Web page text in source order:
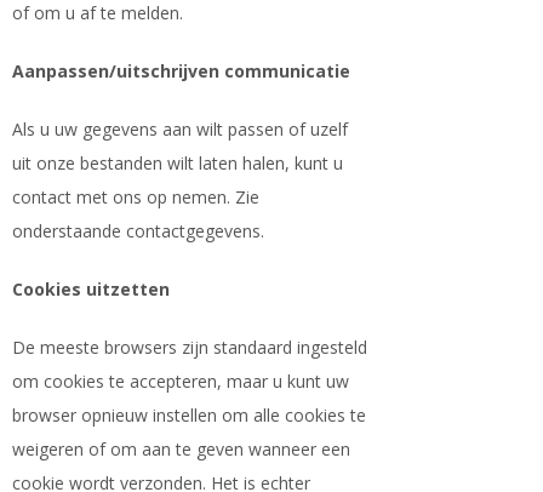
of om u af te melden.
Aanpassen/uitschrijven communicatie
Als u uw gegevens aan wilt passen of uzelf
uit onze bestanden wilt laten halen, kunt u
contact met ons op nemen. Zie
onderstaande contactgegevens.
Cookies uitzetten
De meeste browsers zijn standaard ingesteld
om cookies te accepteren, maar u kunt uw
browser opnieuw instellen om alle cookies te
weigeren of om aan te geven wanneer een
cookie wordt verzonden. Het is echter